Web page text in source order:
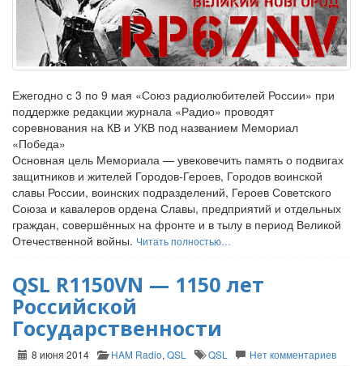
Ежегодно с 3 по 9 мая «Союз радиолюбителей России» при
поддержке редакции журнала «Радио» проводят
соревнования на КВ и УКВ под названием Мемориал
«Победа»
Основная цель Мемориала — увековечить память о подвигах
защитников и жителей Городов-Героев, Городов воинской
славы России, воинских подразделений, Героев Советского
Союза и кавалеров ордена Славы, предприятий и отдельных
граждан, совершённых на фронте и в тылу в период Великой
Отечественной войны. Читать полностью…
QSL R1150VN — 1150 лет
Российской
Государственности
8 июня 2014 HAM Radio, QSL QSL Нет комментариев